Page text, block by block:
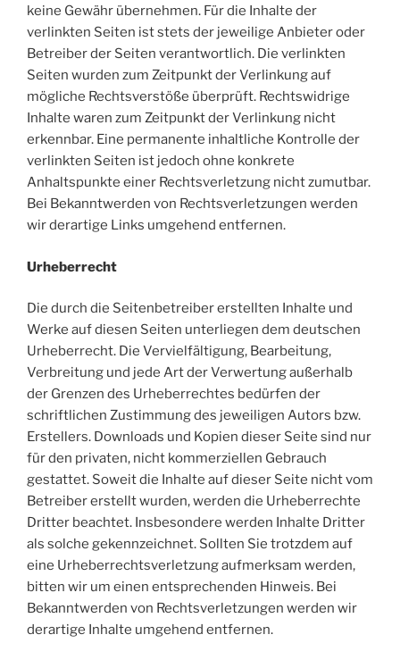
keine Gewähr übernehmen. Für die Inhalte der
verlinkten Seiten ist stets der jeweilige Anbieter oder
Betreiber der Seiten verantwortlich. Die verlinkten
Seiten wurden zum Zeitpunkt der Verlinkung auf
mögliche Rechtsverstöße überprüft. Rechtswidrige
Inhalte waren zum Zeitpunkt der Verlinkung nicht
erkennbar. Eine permanente inhaltliche Kontrolle der
verlinkten Seiten ist jedoch ohne konkrete
Anhaltspunkte einer Rechtsverletzung nicht zumutbar.
Bei Bekanntwerden von Rechtsverletzungen werden
wir derartige Links umgehend entfernen.
Urheberrecht
Die durch die Seitenbetreiber erstellten Inhalte und
Werke auf diesen Seiten unterliegen dem deutschen
Urheberrecht. Die Vervielfältigung, Bearbeitung,
Verbreitung und jede Art der Verwertung außerhalb
der Grenzen des Urheberrechtes bedürfen der
schriftlichen Zustimmung des jeweiligen Autors bzw.
Erstellers. Downloads und Kopien dieser Seite sind nur
für den privaten, nicht kommerziellen Gebrauch
gestattet. Soweit die Inhalte auf dieser Seite nicht vom
Betreiber erstellt wurden, werden die Urheberrechte
Dritter beachtet. Insbesondere werden Inhalte Dritter
als solche gekennzeichnet. Sollten Sie trotzdem auf
eine Urheberrechtsverletzung aufmerksam werden,
bitten wir um einen entsprechenden Hinweis. Bei
Bekanntwerden von Rechtsverletzungen werden wir
derartige Inhalte umgehend entfernen.